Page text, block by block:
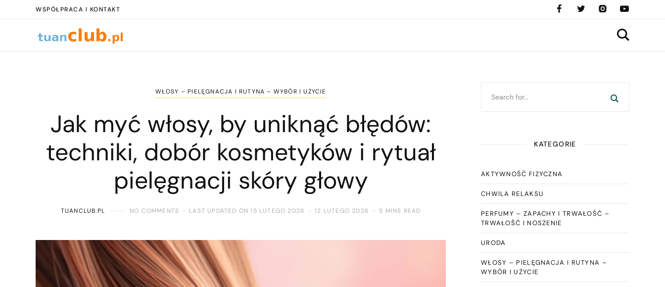
WSPÓŁPRACA I KONTAKT
WŁOSY – PIELĘGNACJA I RUTYNA – WYBÓR I UŻYCIE
Jak myć włosy, by uniknąć błędów:
techniki, dobór kosmetyków i rytuał
pielęgnacji skóry głowy
TUANCLUB.PL NO COMMENTS LAST UPDATED ON 15 LUTEGO 2026 12 LUTEGO 2026 5 MINS READ
KATEGORIE
AKTYWNOŚĆ FIZYCZNA
CHWILA RELAKSU
PERFUMY – ZAPACHY I TRWAŁOŚĆ –
TRWAŁOŚĆ I NOSZENIE
URODA
WŁOSY – PIELĘGNACJA I RUTYNA –
WYBÓR I UŻYCIE